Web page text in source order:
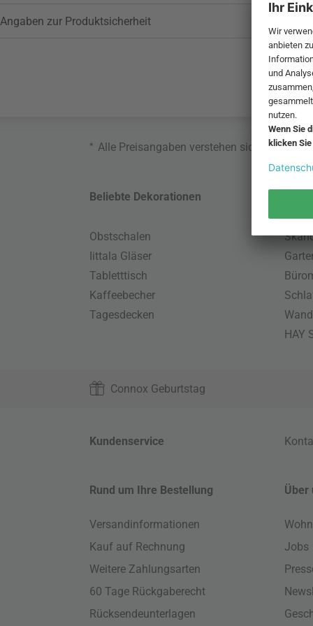
Angaben zur Produktsicherheit
* Alle Preisangaben verstehen sich inklusive
Beliebte Dekorationen
Obstschalen
Iittala Gläser
Tabletttisch
Kaffeebecher
Tagesdecken
HAY
Connox Geburtstag
Kundenservice
Rund um Ihre Bestellung
Versandinformationen
Kauf auf Rechnung
Weitere Zahlungsarten
60 Tage Rückgaberecht
Rücksendeunterlagen
Über
Jobs